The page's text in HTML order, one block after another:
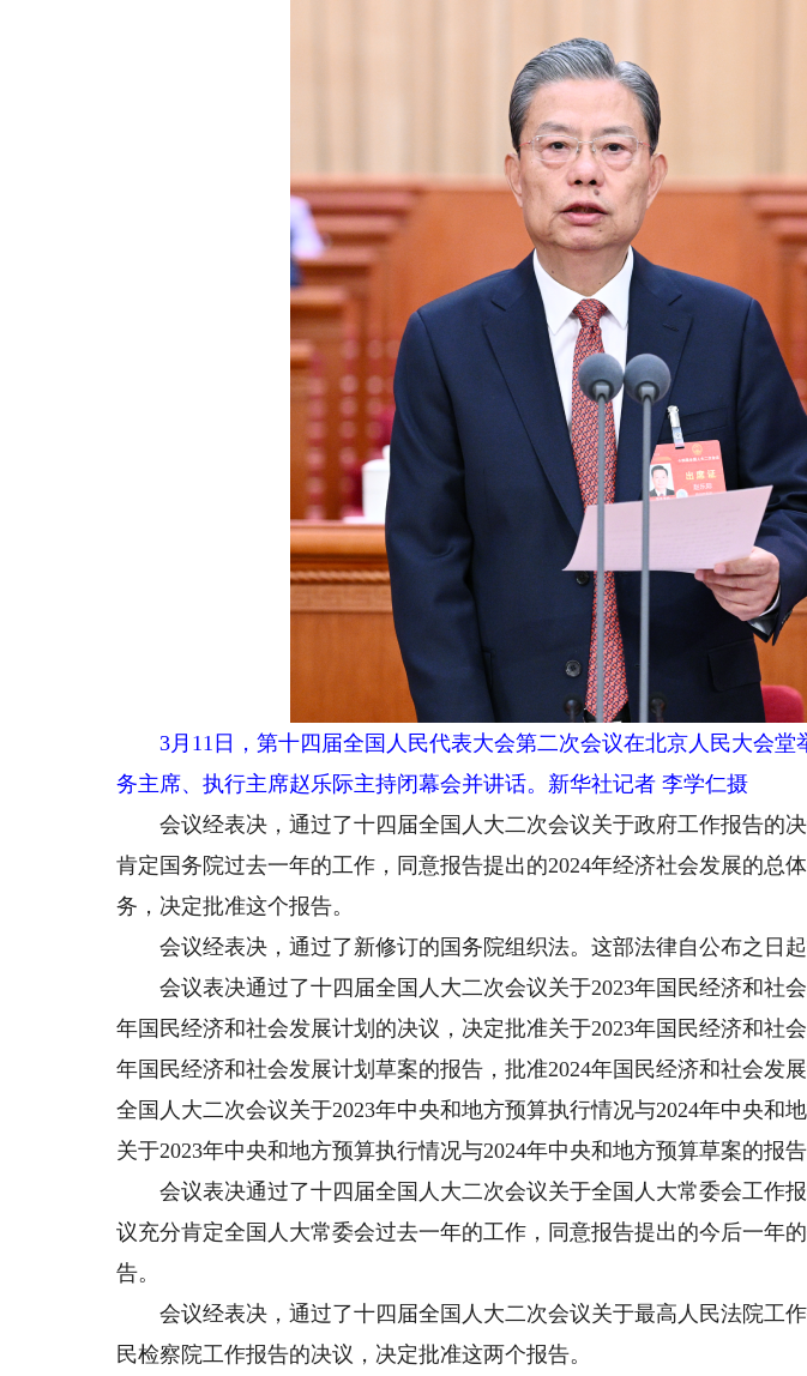
3月11日，第十四届全国人民代表大会第二次会议在北京人民大会堂
务主席、执行主席赵乐际主持闭幕会并讲话。新华社记者 李学仁摄
会议经表决，通过了十四届全国人大二次会议关于政府工作报告的
肯定国务院过去一年的工作，同意报告提出的2024年经济社会发展的总
务，决定批准这个报告。
会议经表决，通过了新修订的国务院组织法。这部法律自公布之日起
会议表决通过了十四届全国人大二次会议关于2023年国民经济和社会
年国民经济和社会发展计划的决议，决定批准关于2023年国民经济和社
年国民经济和社会发展计划草案的报告，批准2024年国民经济和社会发
全国人大二次会议关于2023年中央和地方预算执行情况与2024年中央和
关于2023年中央和地方预算执行情况与2024年中央和地方预算草案的报告
会议表决通过了十四届全国人大二次会议关于全国人大常委会工作
议充分肯定全国人大常委会过去一年的工作，同意报告提出的今后一年
告。
会议经表决，通过了十四届全国人大二次会议关于最高人民法院工作
民检察院工作报告的决议，决定批准这两个报告。